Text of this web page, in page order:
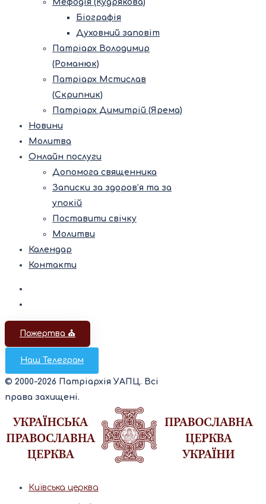
Мефодія (Кудрякова)
Біографія
Духовний заповіт
Патріарх Володимир
(Романюк)
Патріарх Мстислав
(Скрипник)
Патріарх Димитрій (Ярема)
Новини
Молитва
Онлайн послуги
Допомога священника
Записки за здоров’я та за
упокій
Поставити свічку
Молитви
Календар
Контакти
Пожертва ⛪️
Наш Телеграм
© 2000-2026 Патріархія УАПЦ. Всі
права захищені.
Київська церква